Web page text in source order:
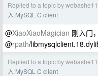
Replied to a topic by webashe11
入 MySQL C client
@XiaoXiaoMagician 刚入门
@rpath/
Replied to a topic by webashe11
入 MySQL C client